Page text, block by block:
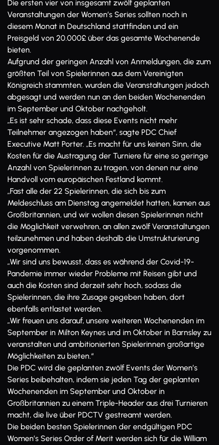
Die ersten vier von insgesamt zwölf geplanten
Veranstaltungen der Women’s Series sollten noch in
diesem Monat in Deutschland stattfinden und ein
Preisgeld von 20.000£ über das gesamte Wochenende
bieten.
Aufgrund der geringen Anzahl von Anmeldungen, die zum
größten Teil von Spielerinnen aus dem Vereinigten
Königreich stammten, wurden die Veranstaltungen jedoch
abgesagt und werden nun an den beiden Wochenenden
im September und Oktober nachgeholt.
„Es ist sehr schade, dass diese Events nicht mehr
Teilnehmer angezogen haben“, sagte PDC Chief
Executive Matt Porter. „Es macht für uns keinen Sinn, die
Kosten für die Austragung der Turniere für eine so geringe
Anzahl von Spielerinnen zu tragen, von denen nur eine
Handvoll vom europäischen Festland kommt.
„Fast alle der 22 Spielerinnen, die sich bis zum
Meldeschluss am Dienstag angemeldet hatten, kamen aus
Großbritannien, und wir wollen diesen Spielerinnen nicht
die Möglichkeit verwehren, an allen zwölf Veranstaltungen
teilzunehmen und haben deshalb die Umstrukturierung
vorgenommen.
„Wir sind uns bewusst, dass es während der Covid-19-
Pandemie immer wieder Probleme mit Reisen gibt und
auch die Kosten sind derzeit sehr hoch, sodass die
Spielerinnen, die ihre Zusage gegeben haben, dort
ebenfalls entlastet werden.
„Wir freuen uns darauf, unsere weiteren Wochenenden im
September in Milton Keynes und im Oktober in Barnsley zu
veranstalten und ambitionierten Spielerinnen großartige
Möglichkeiten zu bieten.“
Die PDC wird die geplanten zwölf Events der Women’s
Series beibehalten, indem sie jeden Tag der geplanten
Wochenenden im September und Oktober in
Großbritannien zu einem Triple-Header aus drei Turnieren
macht, die live über PDCTV gestreamt werden.
Die beiden besten Spielerinnen der endgültigen PDC
Women’s Series Order of Merit werden sich für die William